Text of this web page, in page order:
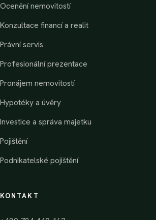
Ocenění nemovitostí
Konzultace financí a realit
Právní servis
Profesionální prezentace
Pronájem nemovitostí
Hypotéky a úvěry
Investice a správa majetku
Pojištění
Podnikatelské pojištění
KONTAKT